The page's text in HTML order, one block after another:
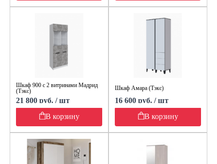
Шкаф 900 с 2 витринами Мадрид
(Тэкс)
21 800 руб. / шт
В корзину
Шкаф Амара (Тэкс)
16 600 руб. / шт
В корзину